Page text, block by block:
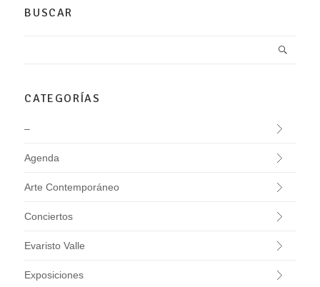
BUSCAR
CATEGORÍAS
–
Agenda
Arte Contemporáneo
Conciertos
Evaristo Valle
Exposiciones